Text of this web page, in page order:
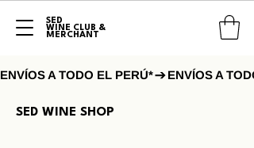
SED
WINE CLUB &
MERCHANT
ENVÍOS A TODO EL PERÚ*
SED WINE SHOP